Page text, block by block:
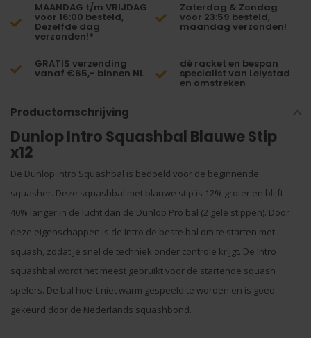
MAANDAG t/m VRIJDAG
voor 16:00 besteld,
Dezelfde dag
verzonden!*
Zaterdag & Zondag
voor 23:59 besteld,
maandag verzonden!
GRATIS verzending
vanaf €65,- binnen NL
dé racket en bespan
specialist van Lelystad
en omstreken
Productomschrijving
Dunlop Intro Squashbal Blauwe Stip
x12
De Dunlop Intro Squashbal is bedoeld voor de beginnende
squasher. Deze squashbal met blauwe stip is 12% groter en blijft
40% langer in de lucht dan de Dunlop Pro bal (2 gele stippen). Door
deze eigenschappen is de Intro de beste bal om te starten met
squash, zodat je snel de techniek onder controle krijgt. De Intro
squashbal wordt het meest gebruikt voor de startende squash
spelers. De bal hoeft niet warm gespeeld te worden en is goed
gekeurd door de Nederlands squashbond.